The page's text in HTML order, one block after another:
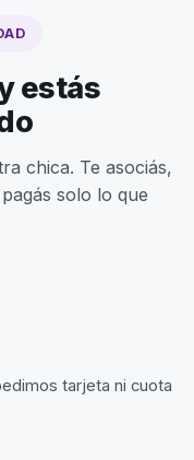
estás
chica. Te asociás,
solo lo que
tarjeta ni cuota